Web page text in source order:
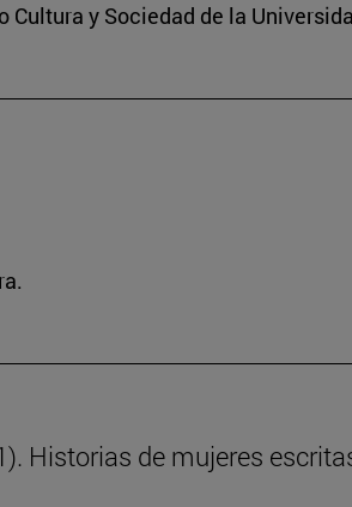
y Sociedad de la
Historias de mujeres